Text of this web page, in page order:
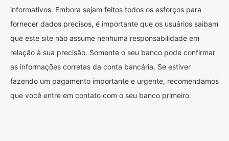
informativos. Embora sejam feitos todos os esforços para
fornecer dados precisos, é importante que os usuários saibam
que este site não assume nenhuma responsabilidade em
relação à sua precisão. Somente o seu banco pode confirmar
as informações corretas da conta bancária. Se estiver
fazendo um pagamento importante e urgente, recomendamos
que você entre em contato com o seu banco primeiro.